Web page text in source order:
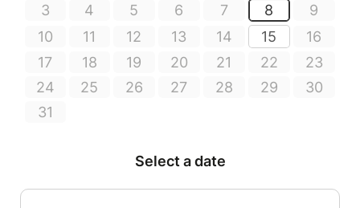
3
4 5 6 7 8
9
10
11 12 13 14 15
16
17
18 19 20 21 22
23
24
25 26 27 28 29
30
31
Select a date